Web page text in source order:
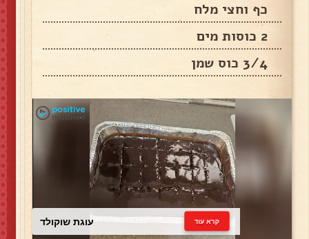
כף וחצי מלח
2 כוסות מים
3/4 כוס שמן
עוגת שוקולד קרא עוד